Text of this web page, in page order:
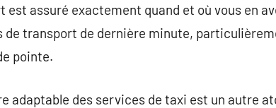
est assuré exactement quand et où vous en
de transport de dernière minute,
pointe.
adaptable des services de taxi est un autre